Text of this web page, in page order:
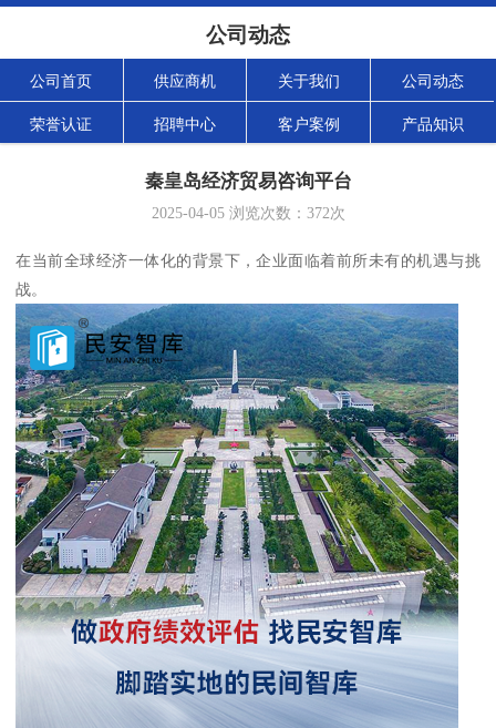
公司动态
公司首页 供应商机 关于我们 公司动态
荣誉认证 招聘中心 客户案例 产品知识
秦皇岛经济贸易咨询平台
2025-04-05浏览次数： 372次
在当前全球经济一体化的背景下，企业面临着前所未有的机遇与挑
战。